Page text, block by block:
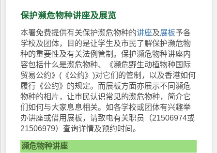
保护濒危物种讲座及展览
本署免费提供有关保护濒危物种的讲座及展板予各
学校及团体，目的是让学生及市民了解保护濒危物
种的重要性及有关法例管制。保护濒危物种讲座内
容包括什么是濒危物种、《濒危野生动植物种国际
贸易公约》(《公约》)对它们的管制，以及香港如何
履行《公约》的规定。而展板方面亦展示不同濒危
物种的相片，让市民认识常见的濒危物种，简介它
们如何与大家息息相关。如各学校或团体有兴趣举
办讲座或借用展板，请致电有关职员（21506974或
21506979）查询详情及预约时间。
濒危物种讲座